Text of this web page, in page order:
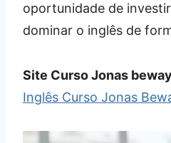
oportunidade de
dominar o inglês de
Site Curso Jonas
Inglês Curso Jonas